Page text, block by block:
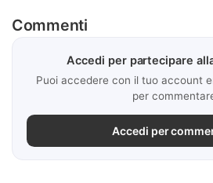
Commenti
Accedi per partecipare
Puoi accedere con il tuo account
per
Accedi per